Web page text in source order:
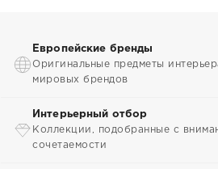
Европейские бренды
Оригинальные предметы
мировых брендов
Интерьерный отбор
Коллекции, подобранные с
сочетаемости